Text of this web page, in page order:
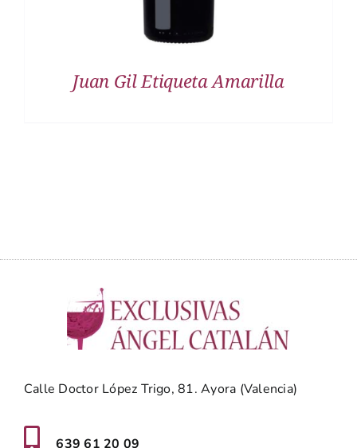
Juan Gil Etiqueta Amarilla
Calle Doctor López Trigo, 81. Ayora (Valencia)
639 61 20 09